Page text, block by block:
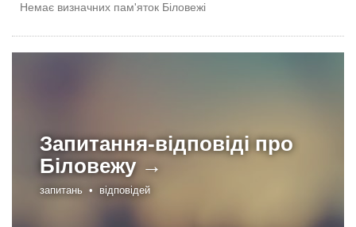
Немає визначних пам'яток Біловежі
Запитання-відповіді про
Біловежу →
запитань • відповідей